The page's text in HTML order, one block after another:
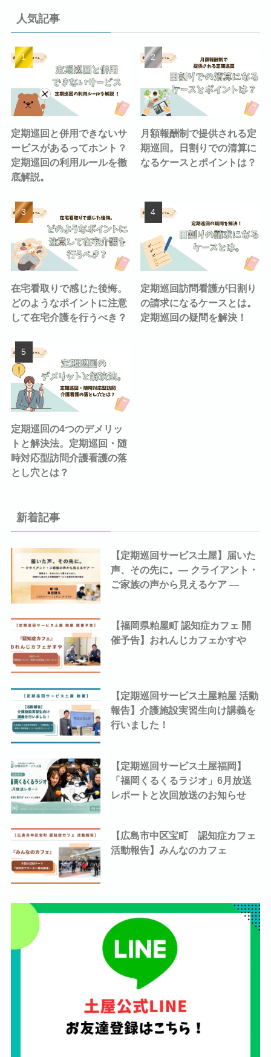
人気記事
定期巡回と併用できないサ
ービスがあるってホント？
定期巡回の利用ルールを徹
底解説。
月額報酬制で提供される定
期巡回。日割りでの清算に
なるケースとポイントは？
在宅看取りで感じた後悔。
どのようなポイントに注意
して在宅介護を行うべき？
定期巡回訪問看護が日割り
の請求になるケースとは。
定期巡回の疑問を解決！
定期巡回の4つのデメリッ
トと解決法。定期巡回・随
時対応型訪問介護看護の落
とし穴とは？
新着記事
【定期巡回サービス土屋】届いた
声、その先に。― クライアント・
ご家族の声から見えるケア ―
【福岡県粕屋町 認知症カフェ 開
催予告】おれんじカフェかすや
【定期巡回サービス土屋粕屋 活動
報告】介護施設実習生向け講義を
行いました！
【定期巡回サービス土屋福岡】
「福岡くるくるラジオ」6月放送
レポートと次回放送のお知らせ
【広島市中区宝町 認知症カフェ
活動報告】みんなのカフェ